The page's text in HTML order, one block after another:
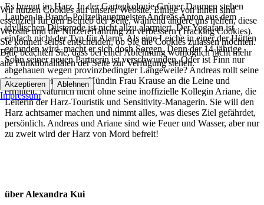
Es brennt im Harz. In der Gartenkolonie Grüner Daumen stehen
Lauben in Brand. Polizeihauptmeister Andreas Anton aus dem
idyllischen Düsterode ist nicht allzu alarmiert. Der Yogafan ist
einfach nicht der Typ für Alarm. Als eine Leiche in einer der Hütten
gefunden wird, macht er sich doch Sorgen. Denn der 14-jährige
Sohn seiner neuen Partnerin ist verschwunden. Oder ist Finn nur
abgehauen wegen provinzbedingter Langeweile? Andreas rollt seine
Yogamatte ein, nimmt Hündin Frau Krause an die Leine und
ermittelt. Natürlich nicht ohne seine inoffizielle Kollegin Ariane, die
Leiterin der Harz-Touristik und Sensitivity-Managerin. Sie will den
Harz achtsamer machen und nimmt alles, was dieses Ziel gefährdet,
persönlich. Andreas und Ariane sind wie Feuer und Wasser, aber nur
zu zweit wird der Harz von Mord befreit!
über Alexandra Kui
Wir nutzen Cookies auf unserer Website. Einige von ihnen sind
essenziell für den Betrieb der Seite, während andere uns helfen, diese
Website und die Nutzererfahrung zu verbessern (Tracking Cookies).
Sie können selbst entscheiden, ob Sie die Cookies zulassen möchten.
Bitte beachten Sie, dass bei einer Ablehnung womöglich nicht mehr
alle Funktionalitäten der Seite zur Verfügung stehen.
Akzeptieren Ablehnen
Impressum